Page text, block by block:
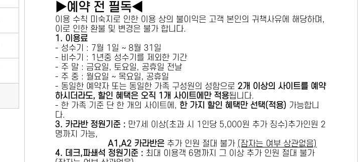
▶예약 전 필독◀
이용 수칙 미숙지로 인한 이용 상의 불이익은 고객 본인의 귀책사유에 해당하며,
이로 인한 환불 및 변경은 불가 합니다.
1. 이용료
- 성수기 : 7월 1일 ~ 8월 31일
- 비수기 : 1년중 성수기를 제외한 기간
- 주 말 : 금요일, 토요일, 공휴일 전날
- 주 중 : 월요일 ~ 목요일, 공휴일
- 동일한 예약자 또는 동일한 가족 구성원의 성함으로 2개 이상의 사이트를 예약
하시더라도, 할인 혜택은 오직 1개 사이트에만 적용됩니다.
- 한 가족 기준 단 한 개의 사이트에, 한 가지 할인 혜택만 선택(적용) 가능합니
다.
3. 카라반 정원기준 : 만7세 이상(초과 시 1인당 5,000원 추가 징수)추가인원 2
명까지 가능,
A1,A2 카라반은 추가 인원 절대 불가 (잠자는 여부 상관없음)
4. 데크,파쇄석 정원기준 : ​최대 이용객 6명까지 그 이상 추가 인원 절대 불가